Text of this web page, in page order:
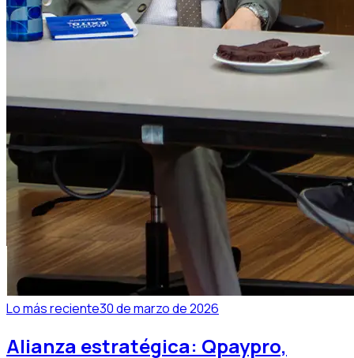
Lo más reciente30 de marzo de 2026
Alianza estratégica: Qpaypro,